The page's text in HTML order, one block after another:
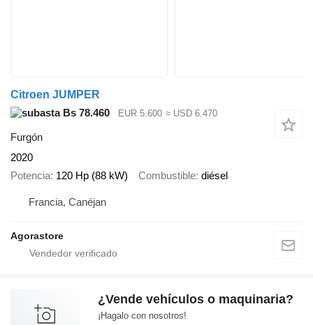
Citroen JUMPER
Bs 78.460
EUR 5.600 ≈ USD 6.470
Furgón
2020
Potencia 120 Hp (88 kW) Combustible diésel
Francia, Canéjan
Agorastore
¿Vende vehículos o maquinaria?
¡Hagalo con nosotros!